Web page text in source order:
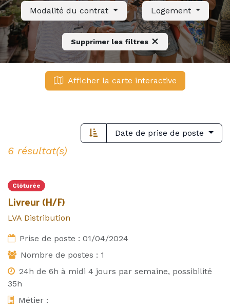
Modalité du contrat Logement
Supprimer les filtres
Afficher la carte interactive
Date de prise de poste
6 résultat(s)
Clôturée
Livreur (H/F)
LVA Distribution
Prise de poste : 01/04/2024
Nombre de postes : 1
24h de 6h à midi 4 jours par semaine, possibilité
35h
Métier :